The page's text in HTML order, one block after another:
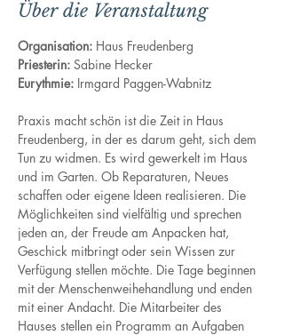
Über die Veranstaltung
Organisation: Haus Freudenberg
Priesterin: Sabine Hecker
Eurythmie: Irmgard Paggen-Wabnitz
Praxis macht schön ist die Zeit in Haus
Freudenberg, in der es darum geht, sich dem
Tun zu widmen. Es wird gewerkelt im Haus
und im Garten. Ob Reparaturen, Neues
schaffen oder eigene Ideen realisieren. Die
Möglichkeiten sind vielfältig und sprechen
jeden an, der Freude am Anpacken hat,
Geschick mitbringt oder sein Wissen zur
Verfügung stellen möchte. Die Tage beginnen
mit der Menschenweihehandlung und enden
mit einer Andacht. Die Mitarbeiter des
Hauses stellen ein Programm an Aufgaben